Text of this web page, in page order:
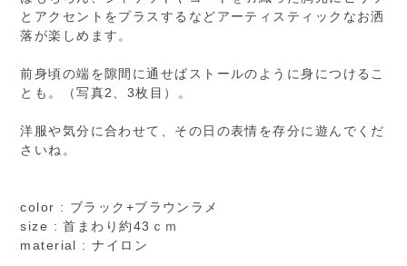
とアクセントをプラスするなどアーティスティックなお洒
落が楽しめます。
前身頃の端を隙間に通せばストールのように身につけるこ
とも。（写真2、3枚目）。
洋服や気分に合わせて、その日の表情を存分に遊んでくだ
さいね。
color : ブラック+ブラウンラメ
size : 首まわり約43ｃｍ
material : ナイロン